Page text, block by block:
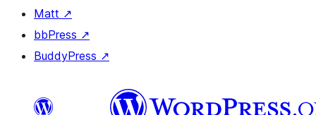
Matt ↗
bbPress ↗
BuddyPress ↗